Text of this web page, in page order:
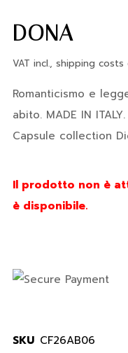
DONA
VAT incl., shipping costs
Romanticismo e
abito. MADE IN
Capsule collection
Il prodotto non è
è disponibile.
SKU CF26AB06